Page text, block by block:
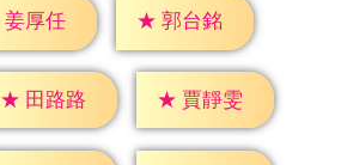
姜厚任 ★ 郭台銘
★ 田路路 ★ 賈靜雯